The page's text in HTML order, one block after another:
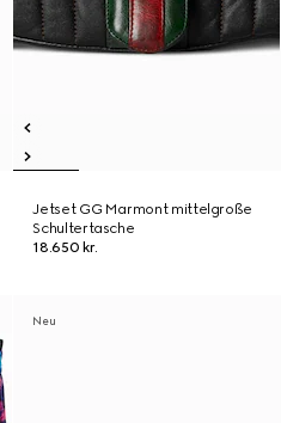
Jetset GG Marmont mittelgroße
Schultertasche
18.650 kr.
Neu